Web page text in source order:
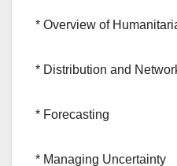
* Overview of
* Distribution and
* Forecasting
* Managing Uncertainty